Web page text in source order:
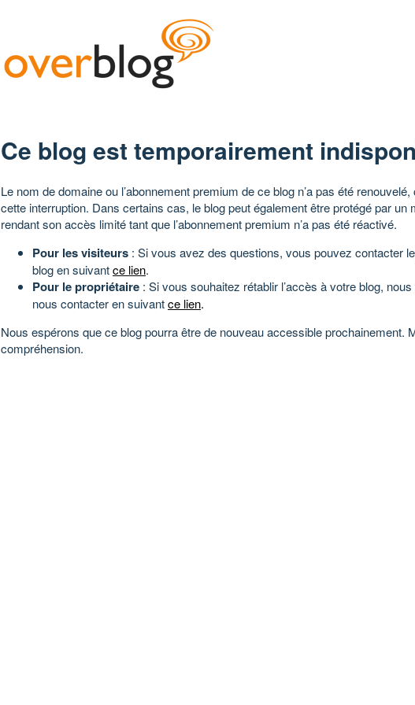
Ce blog est temporairement
Le nom de domaine ou l’abonnement premium de ce blog n’a pas été
cette interruption. Dans certains cas, le blog peut également être protégé par un
rendant son accès limité tant que l’abonnement premium n’a pas été réactivé.
Pour les visiteurs : Si vous avez des questions, vous pouvez contacter
blog en suivantce lien.
Pour le propriétaire : Si vous souhaitez rétablir l’accès à votre blog,
nous contacter en suivantce lien.
Nous espérons que ce blog pourra être de nouveau accessible prochainement.
compréhension.